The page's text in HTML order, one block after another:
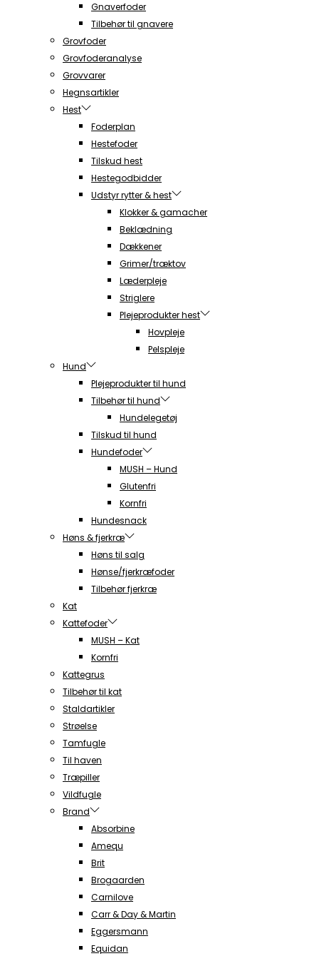
Gnaverfoder
Tilbehør til gnavere
Grovfoder
Grovfoderanalyse
Grovvarer
Hegnsartikler
Hest
Foderplan
Hestefoder
Tilskud hest
Hestegodbidder
Udstyr rytter & hest
Klokker & gamacher
Beklædning
Dækkener
Grimer/træktov
Læderpleje
Striglere
Plejeprodukter hest
Hovpleje
Pelspleje
Hund
Plejeprodukter til hund
Tilbehør til hund
Hundelegetøj
Tilskud til hund
Hundefoder
MUSH – Hund
Glutenfri
Kornfri
Hundesnack
Høns & fjerkræ
Høns til salg
Hønse/fjerkræfoder
Tilbehør fjerkræ
Kat
Kattefoder
MUSH – Kat
Kornfri
Kattegrus
Tilbehør til kat
Staldartikler
Strøelse
Tamfugle
Til haven
Træpiller
Vildfugle
Brand
Absorbine
Amequ
Brit
Brogaarden
Carnilove
Carr & Day & Martin
Eggersmann
Equidan